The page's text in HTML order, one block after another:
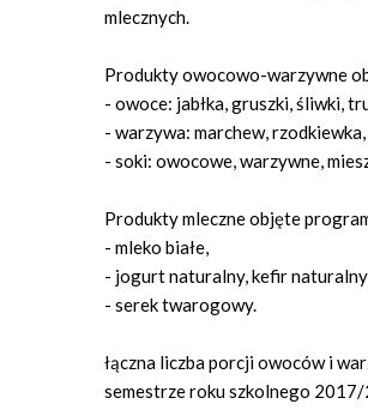
mlecznych.
Produkty owocowo-warzywne
- owoce: jabłka, gruszki, śliwki,
- warzywa: marchew,
- soki: owocowe, warzywne,
Produkty mleczne objęte
- mleko białe,
- jogurt naturalny, kefir
- serek twarogowy.
łączna liczba porcji owoców i
semestrze roku szkolnego